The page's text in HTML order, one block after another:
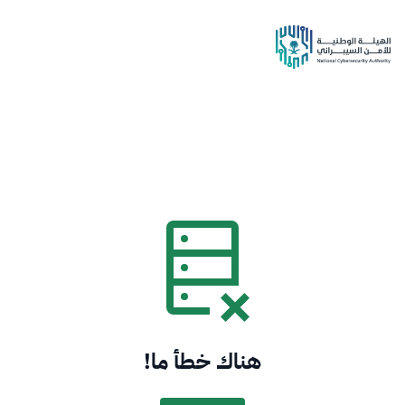
هناك خطأ ما!